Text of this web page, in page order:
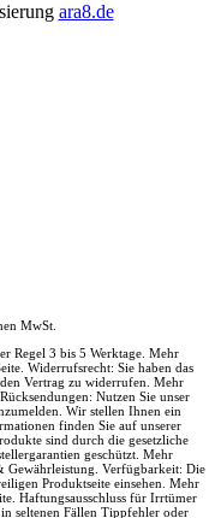
ara8.de
MwSt.
Regel 3 bis 5 Werktage. Mehr
Widerrufsrecht: Sie haben das
Vertrag zu widerrufen. Mehr
Nutzen Sie unser
Wir stellen Ihnen ein
finden Sie auf unserer
sind durch die gesetzliche
geschützt. Mehr
Gewährleistung. Verfügbarkeit: Die
Produktseite einsehen. Mehr
Haftungsausschluss für Irrtümer
seltenen Fällen Tippfehler oder